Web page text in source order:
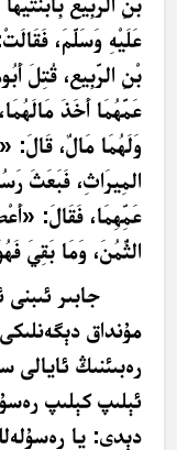
عَلَيْهِ وَسَلَّمَ،
بْنِ الرَّبِيعِ، قُتِلَ
عَمَّهُمَا أَخَذَ
وَلَهُمَا مَالٌ، قَالَ:
المِيرَاثِ، فَبَعَثَ
عَمِّهِمَا، فَقَالَ:
الثُّمُنَ، وَمَا بَقِيَ
جابىر ئىبنى
مۇنداق
رەبىئنىڭ ئايالى
ئېلىپ كېلىپ
دېدى: يا